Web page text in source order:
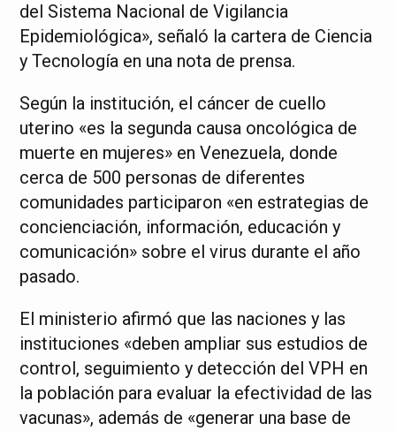
del Sistema Nacional de Vigilancia
Epidemiológica», señaló la cartera de Ciencia
y Tecnología en una nota de prensa.
Según la institución, el cáncer de cuello
uterino «es la segunda causa oncológica de
muerte en mujeres» en Venezuela, donde
cerca de 500 personas de diferentes
comunidades participaron «en estrategias de
concienciación, información, educación y
comunicación» sobre el virus durante el año
pasado.
El ministerio afirmó que las naciones y las
instituciones «deben ampliar sus estudios de
control, seguimiento y detección del VPH en
la población para evaluar la efectividad de las
vacunas», además de «generar una base de